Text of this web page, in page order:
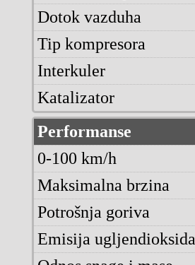
Dotok vazduha
Tip kompresora
Interkuler
Katalizator
Performanse
0-100 km/h
Maksimalna brzina
Potrošnja goriva
Emisija ugljendioksida